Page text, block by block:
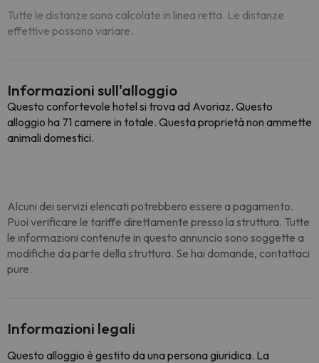
Tutte le distanze sono calcolate in linea retta. Le distanze
effettive possono variare.
Informazioni sull'alloggio
Questo confortevole hotel si trova ad Avoriaz. Questo
alloggio ha 71 camere in totale. Questa proprietà non ammette
animali domestici.
Alcuni dei servizi elencati potrebbero essere a pagamento.
Puoi verificare le tariffe direttamente presso la struttura. Tutte
le informazioni contenute in questo annuncio sono soggette a
modifiche da parte della struttura. Se hai domande, contattaci
pure.
Informazioni legali
Questo alloggio è gestito da una persona giuridica. La